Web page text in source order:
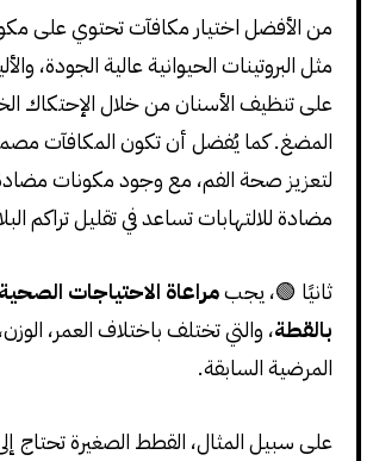
من الأفضل اختيار مكافآت تحتوي على
مثل البروتينات الحيوانية عالية الجودة،
على تنظيف الأسنان من خلال الإحتكاك
المضغ. كما يُفضل أن تكون المكافآت
لتعزيز صحة الفم، مع وجود مكونات مضادة
مضادة للالتهابات تساعد في تقليل تراكم
ثانيًا 🟢، يجبمراعاة الاحتياجات
بالقطة، والتي تختلف باختلاف العمر،
المرضية السابقة.
على سبيل المثال، القطط الصغيرة تحتاج